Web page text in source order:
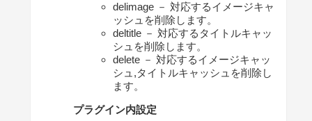
delimage － 対応するイメージキャ
ッシュを削除します。
deltitle － 対応するタイトルキャッ
シュを削除します。
delete － 対応するイメージキャッ
シュ,タイトルキャッシュを削除し
ます。
プラグイン内設定